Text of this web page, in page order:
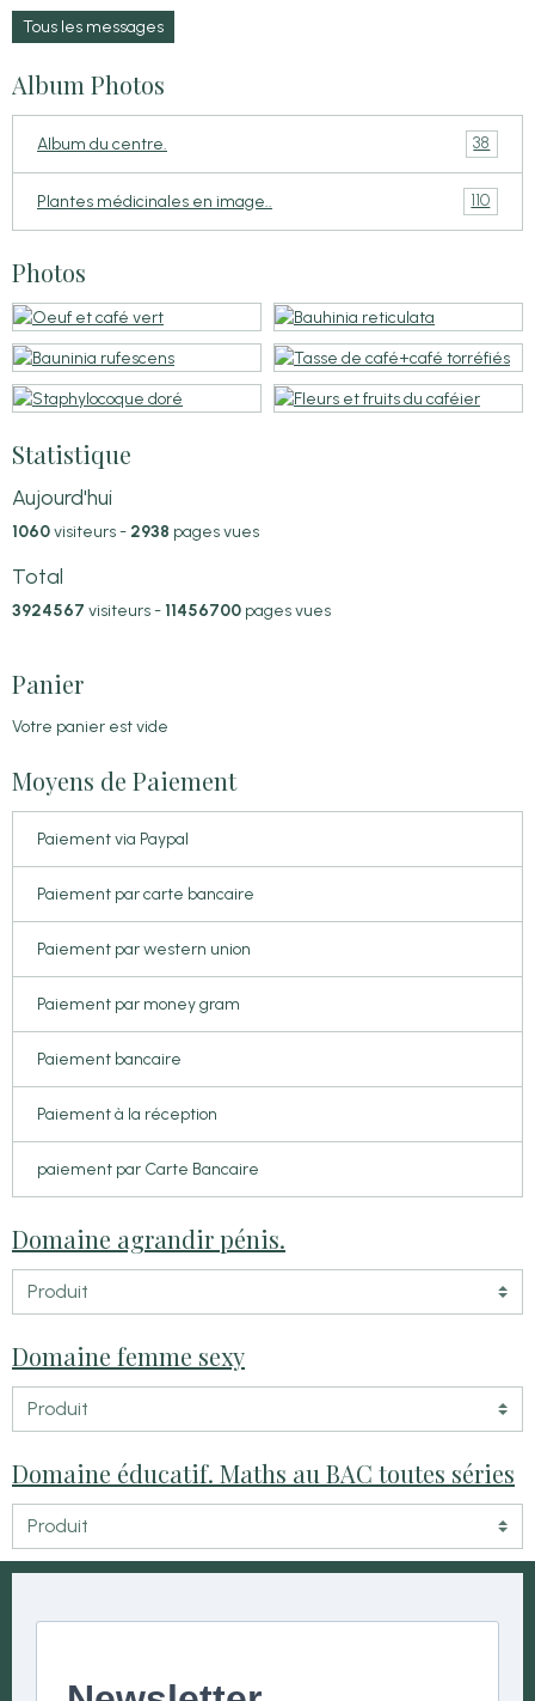
Tous les messages
Album Photos
Album du centre. 38
Plantes médicinales en image.. 110
Photos
Statistique
Aujourd'hui
1060visiteurs - 2938 pages vues
Total
3924567 visiteurs - 11456700 pages vues
Panier
Votre panier est vide
Moyens de Paiement
Paiement via Paypal
Paiement par carte bancaire
Paiement par western union
Paiement par money gram
Paiement bancaire
Paiement à la réception
paiement par Carte Bancaire
Domaine agrandir pénis.
Domaine femme sexy
Domaine éducatif. Maths au BAC toutes séries